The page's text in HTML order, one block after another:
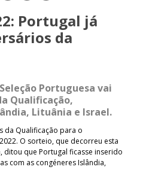
Portugal já
da
Portuguesa vai
Qualificação,
Lituânia e Israel.
da Qualificação para o
O sorteio, que decorreu esta
ditou que Portugal ficasse inserido
com as congéneres Islândia,